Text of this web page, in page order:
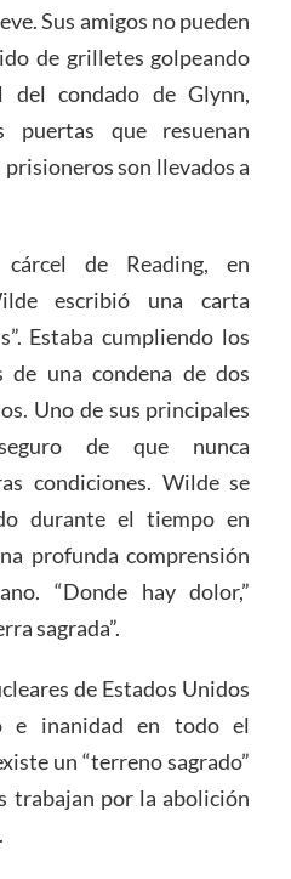
Sus amigos no pueden
de grilletes golpeando
condado de Glynn,
puertas que resuenan
son llevados a
de Reading, en
escribió una carta
Estaba cumpliendo los
de una condena de dos
Uno de sus principales
de que nunca
condiciones. Wilde se
durante el tiempo en
profunda comprensión
“Donde hay dolor,”
sagrada”.
de Estados Unidos
e inanidad en todo el
un “terreno sagrado”
trabajan por la abolición